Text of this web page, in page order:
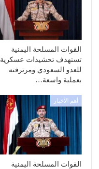
القوات المسلحة اليمنية
تستهدف تحشيدات عسكرية
للعدو السعودي ومرتزقته
بعملية واسعة…
أهم الأخبار
القوات المسلحة اليمنية